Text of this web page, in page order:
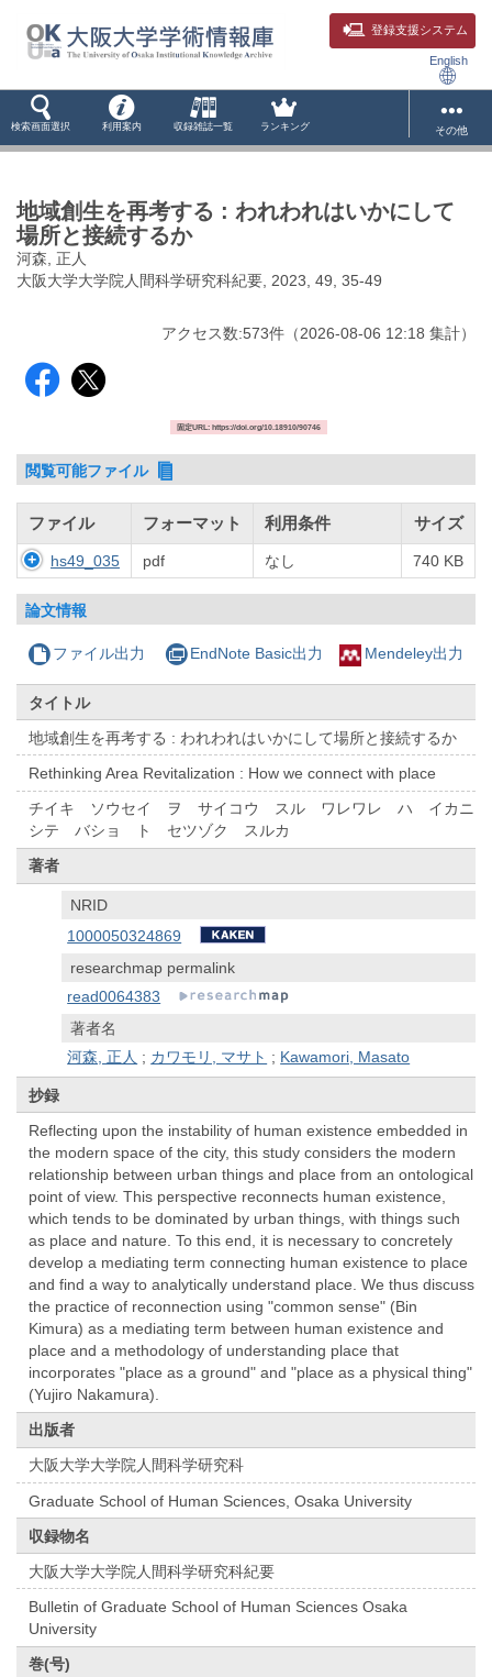
登録支援システム
English
検索画面選択 利用案内 収録雑誌一覧 ランキング その他
地域創生を再考する : われわれはいかにして
場所と接続するか
河森, 正人
大阪大学大学院人間科学研究科紀要, 2023, 49, 35-49
アクセス数:573件 （2026-08-06 12:18 集計）
固定URL: https://doi.org/10.18910/90746
閲覧可能ファイル
ファイル フォーマット 利用条件 サイズ
hs49_035 pdf なし 740 KB
論文情報
ファイル出力 EndNote Basic出力 Mendeley出力
タイトル
地域創生を再考する : われわれはいかにして場所と接続するか
Rethinking Area Revitalization : How we connect with place
チイキ ソウセイ ヲ サイコウ スル ワレワレ ハ イカニ
シテ バショ ト セツゾク スルカ
著者
NRID
1000050324869
researchmap permalink
read0064383
著者名
河森, 正人 ; カワモリ, マサト ; Kawamori, Masato
抄録
Reflecting upon the instability of human existence embedded in
the modern space of the city, this study considers the modern
relationship between urban things and place from an ontological
point of view. This perspective reconnects human existence,
which tends to be dominated by urban things, with things such
as place and nature. To this end, it is necessary to concretely
develop a mediating term connecting human existence to place
and find a way to analytically understand place. We thus discuss
the practice of reconnection using "common sense" (Bin
Kimura) as a mediating term between human existence and
place and a methodology of understanding place that
incorporates "place as a ground" and "place as a physical thing"
(Yujiro Nakamura).
出版者
大阪大学大学院人間科学研究科
Graduate School of Human Sciences, Osaka University
収録物名
大阪大学大学院人間科学研究科紀要
Bulletin of Graduate School of Human Sciences Osaka
University
巻(号)